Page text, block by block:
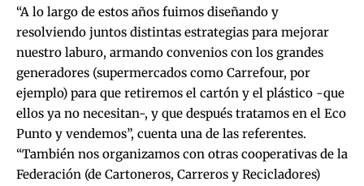
“A lo largo de estos años fuimos diseñando y
resolviendo juntos distintas estrategias para mejorar
nuestro laburo, armando convenios con los grandes
generadores (supermercados como Carrefour, por
ejemplo) para que retiremos el cartón y el plástico -que
ellos ya no necesitan-, y que después tratamos en el Eco
Punto y vendemos”, cuenta una de las referentes.
“También nos organizamos con otras cooperativas de la
Federación (de Cartoneros, Carreros y Recicladores)